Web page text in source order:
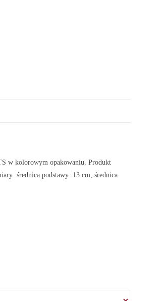
w kolorowym opakowaniu. Produkt
średnica podstawy: 13 cm, średnica